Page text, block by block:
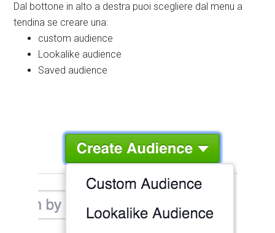
Dal bottone in alto a destra puoi scegliere dal menu a
tendina se creare una:
custom audience
Lookalike audience
Saved audience